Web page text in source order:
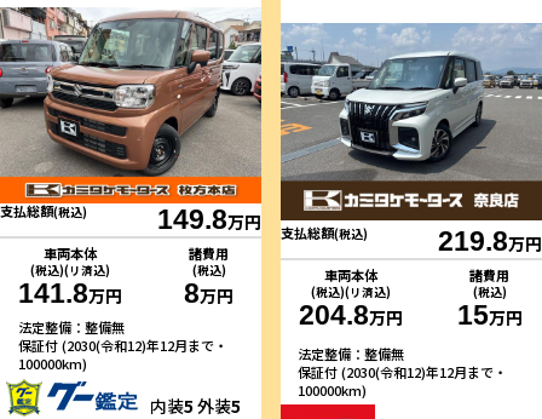
支払総額(税込) 149.8万円
車両本体
(税込)(リ済込)
141.8万円
諸費用
(税込)
8万円
法定整備：整備無
保証付 (2030(令和12)年12月まで・
100000km)
内装5 外装5
支払総額(税込) 219.8万円
車両本体
(税込)(リ済込)
204.8万円
諸費用
(税込)
15万円
法定整備：整備無
保証付 (2030(令和12)年12月まで・
100000km)